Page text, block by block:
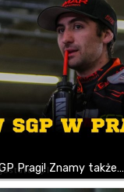
Pragi! Znamy także…